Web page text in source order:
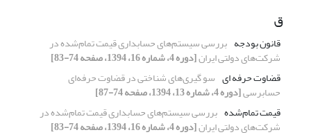
ق
قانون بودجه بررسی سیستم‌های حسابداری قیمت تمام‌شده در
شرکت‌های دولتی ایران[دوره 4، شماره 16، 1394، صفحه 74-83]
قضاوت حرفه ای سو گیری‌های شناختی در قضاوت حرفه‌ای
حسابرسی[دوره 4، شماره 13، 1394، صفحه 74-87]
قیمت تمام‌شده بررسی سیستم‌های حسابداری قیمت تمام‌شده در
شرکت‌های دولتی ایران[دوره 4، شماره 16، 1394، صفحه 74-83]